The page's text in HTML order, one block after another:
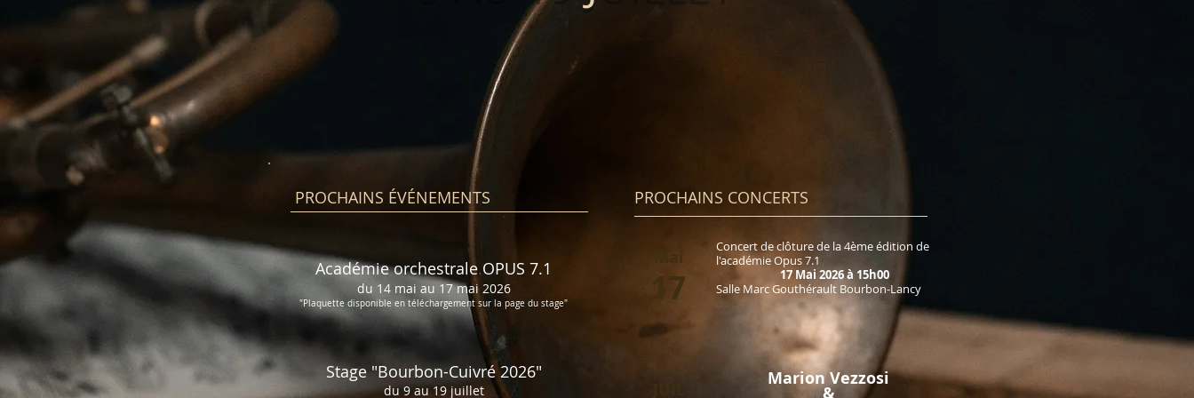
PROCHAINS ÉVÉNEMENTS
Académie orchestrale OPUS 7.1
du 14 mai au 17 mai 2026
"Plaquette disponible en téléchargement sur la page du stage"
Stage "Bourbon-Cuivré 2026"
du 9 au 19juillet
PROCHAINS CONCERTS​
Mai
17
Concert de clôture de la 4ème édition de
l'académie Opus 7.1
17 Mai 2026à 15h00
Salle Marc Gouthérault Bourbon-Lancy
Marion Vezzosi
&